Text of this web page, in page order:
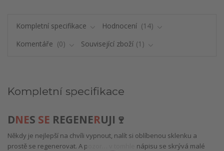
Kompletní specifikace Hodnocení
14
Komentáře
0 Související zboží 1
Kompletní specifikace
DNES SE REGENERUJI🍷
Někdy je nejlepší na chvíli vypnout, nalít si oblíbenou sklenku a
prostě se regenerovat. A pozor… v tomhle nápisu se skrývá malé